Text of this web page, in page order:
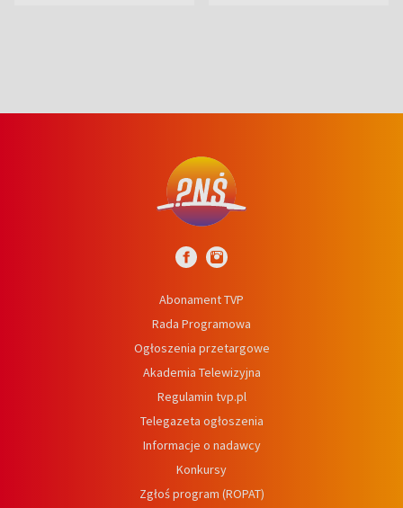
Abonament TVP
Rada Programowa
Ogłoszenia przetargowe
Akademia Telewizyjna
Regulamin tvp.pl
Telegazeta ogłoszenia
Informacje o nadawcy
Konkursy
Zgłoś program (ROPAT)